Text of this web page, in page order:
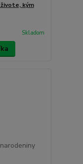
živote, kým
Skladom